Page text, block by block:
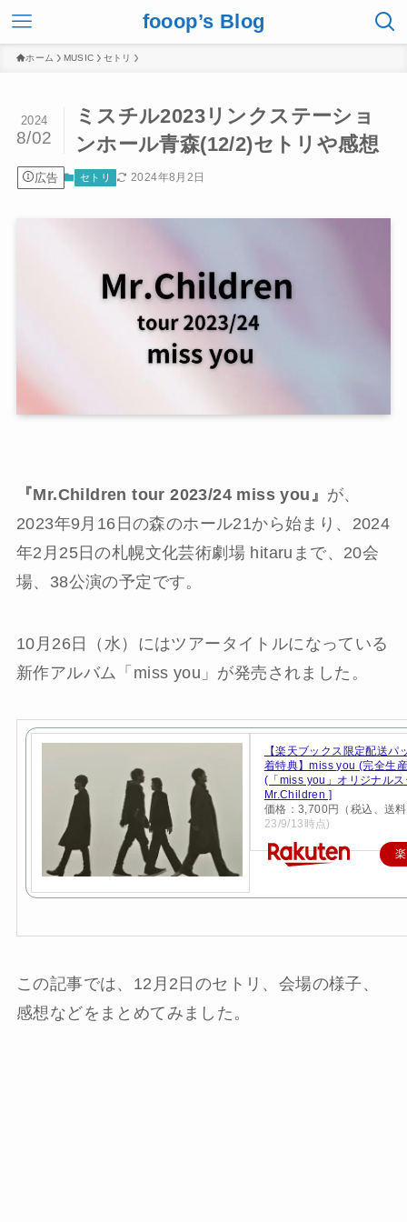
fooop’s Blog
ホーム MUSIC セトリ
ミスチル2023リンクステーショ
ンホール青森(12/2)セトリや感想
2024
8/02
広告 セトリ 2024年8月2日
『Mr.Children tour 2023/24 miss you』 が、
2023年9月16日の森のホール21から始まり、2024
年2月25日の札幌文化芸術劇場 hitaruまで、20会
場、38公演の予定です。
10月26日（水）にはツアータイトルになっている
新作アルバム「miss you」が発売されました。
【楽天ブックス限定配送パ
着特典】miss you (完全生
(「miss you」オリジナル
Mr.Children ]
価格：3,700円（税込、送
23/9/13時点)
この記事では、12月2日のセトリ、会場の様子、
感想などをまとめてみました。